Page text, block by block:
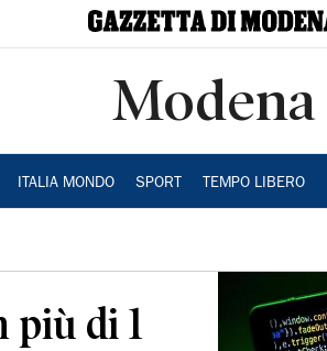
Modena
ITALIA MONDO SPORT TEMPO LIBERO
più di 1